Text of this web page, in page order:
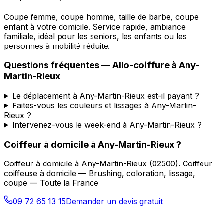
Coupe femme, coupe homme, taille de barbe, coupe
enfant à votre domicile. Service rapide, ambiance
familiale, idéal pour les seniors, les enfants ou les
personnes à mobilité réduite.
Questions fréquentes —Allo-coiffure à Any-
Martin-Rieux
Le déplacement à Any-Martin-Rieux est-il payant ?
Faites-vous les couleurs et lissages à Any-Martin-
Rieux ?
Intervenez-vous le week-end à Any-Martin-Rieux ?
Coiffeur à domicile à Any-Martin-Rieux?
Coiffeur à domicile à Any-Martin-Rieux (02500). Coiffeur
coiffeuse à domicile — Brushing, coloration, lissage,
coupe — Toute la France
09 72 65 13 15Demander un devis gratuit